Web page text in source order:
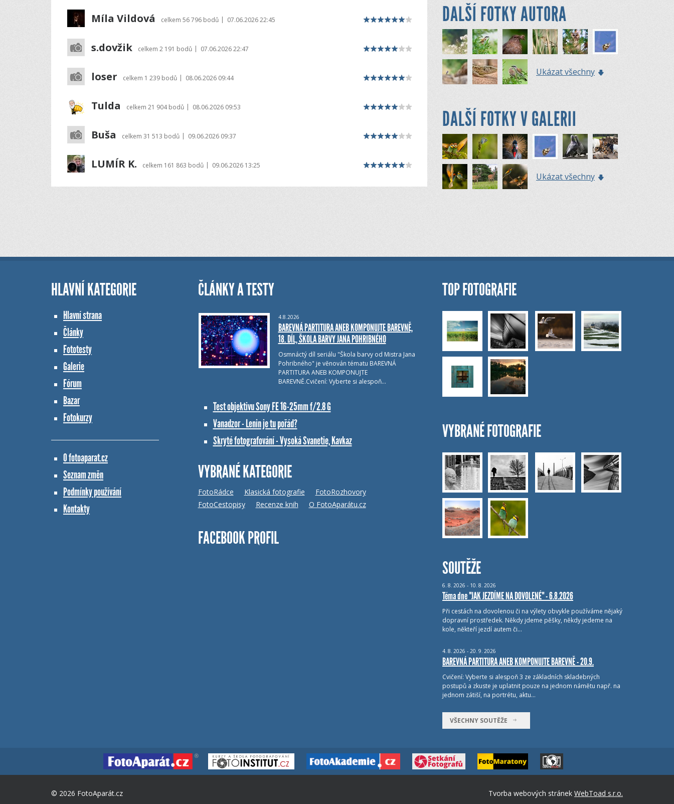
Míla Vildová celkem 56 796 bodů | 07.06.2026 22:45
s.dovžik celkem 2 191 bodů | 07.06.2026 22:47
loser celkem 1 239 bodů | 08.06.2026 09:44
Tulda celkem 21 904 bodů | 08.06.2026 09:53
Buša celkem 31 513 bodů | 09.06.2026 09:37
LUMÍR K. celkem 161 863 bodů | 09.06.2026 13:25
DALŠÍ FOTKY AUTORA
Ukázat všechny
DALŠÍ FOTKY V GALERII
Ukázat všechny
HLAVNÍ KATEGORIE
Hlavní strana
Články
Fototesty
Galerie
Fórum
Bazar
Fotokurzy
O fotoaparat.cz
Seznam změn
Podmínky používání
Kontakty
ČLÁNKY A TESTY
4.8.2026
BAREVNÁ PARTITURA ANEB KOMPONUJTE BAREVNĚ,
18. DÍL, ŠKOLA BARVY JANA POHRIBNÉHO
Osmnáctý díl seriálu "Škola barvy od Mistra Jana
Pohribného" je věnován tématu BAREVNÁ
PARTITURA ANEB KOMPONUJTE
BAREVNĚ.Cvičení: Vyberte si alespoň…
Test objektivu Sony FE 16-25mm f/2.8 G
Vanadzor - Lenin je tu pořád?
Skryté fotografování - Vysoká Svanetie, Kavkaz
VYBRANÉ KATEGORIE
FotoRádce Klasická fotografie
FotoRozhovory
FotoCestopisy
Recenze knih O FotoAparátu.cz
FACEBOOK PROFIL
TOP FOTOGRAFIE
VYBRANÉ FOTOGRAFIE
SOUTĚŽE
6. 8. 2026 - 10. 8. 2026
Téma dne "JAK JEZDÍME NA DOVOLENÉ" - 6.8.2026
Při cestách na dovolenou či na výlety obvykle používáme nějaký
dopravní prostředek. Někdy jdeme pěšky, někdy jedeme na
kole, někteří jezdí autem či…
4. 8. 2026 - 20. 9. 2026
BAREVNÁ PARTITURA ANEB KOMPONUJTE BAREVNĚ - 20.9.
Cvičení: Vyberte si alespoň 3 ze základních skladebných
postupů a zkuste je uplatnit pouze na jednom námětu např. na
jednom zátiší, na portrétu, aktu…
VŠECHNY SOUTĚŽE
© 2026 FotoAparát.cz Tvorba webových stránek WebToad s.r.o.